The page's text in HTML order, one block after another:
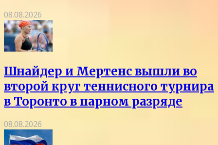
08.08.2026
Шнайдер и Мертенс вышли во
второй круг теннисного турнира
в Торонто в парном разряде
08.08.2026